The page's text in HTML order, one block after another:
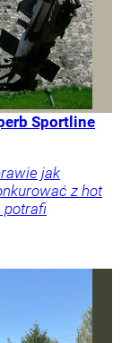
Sportline
jak
z hot
potrafi